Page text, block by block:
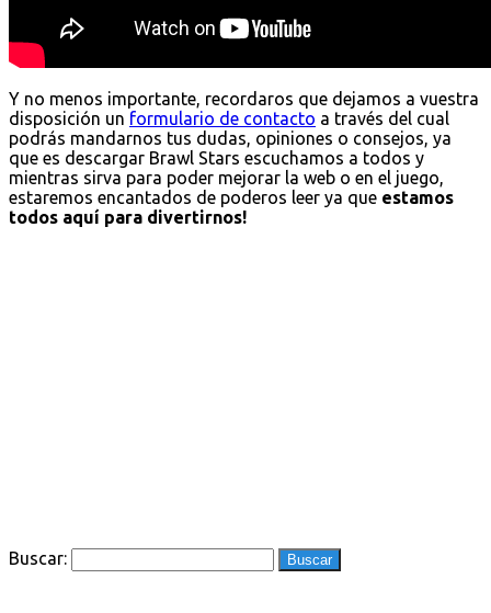
Y no menos importante, recordaros que dejamos a vuestra
disposición un formulario de contacto a través del cual
podrás mandarnos tus dudas, opiniones o consejos, ya
que es descargar Brawl Stars escuchamos a todos y
mientras sirva para poder mejorar la web o en el juego,
estaremos encantados de poderos leer ya que estamos
todos aquí para divertirnos!
Buscar: